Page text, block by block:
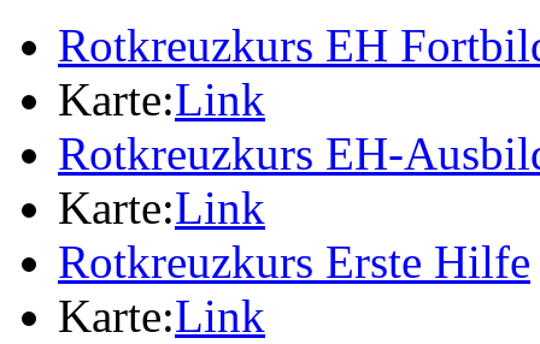
Rotkreuzkurs EH
Karte:Link
Rotkreuzkurs EH-
Karte:Link
Rotkreuzkurs Erste Hilfe
Karte:Link